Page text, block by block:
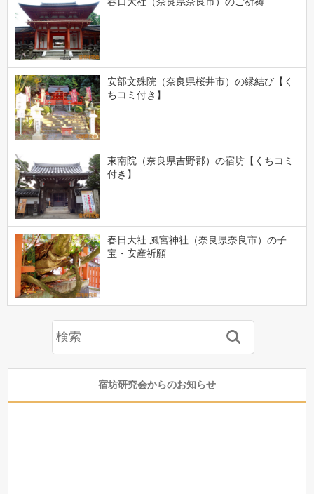
安部文殊院（奈良県桜井市）の縁結び【く
ちコミ付き】
東南院（奈良県吉野郡）の宿坊【くちコミ
付き】
春日大社 風宮神社（奈良県奈良市）の子
宝・安産祈願
宿坊研究会からのお知らせ